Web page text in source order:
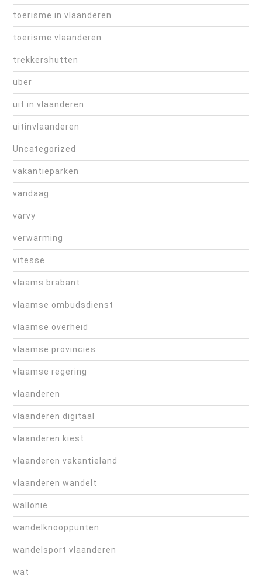
toerisme in vlaanderen
toerisme vlaanderen
trekkershutten
uber
uit in vlaanderen
uitinvlaanderen
Uncategorized
vakantieparken
vandaag
varvy
verwarming
vitesse
vlaams brabant
vlaamse ombudsdienst
vlaamse overheid
vlaamse provincies
vlaamse regering
vlaanderen
vlaanderen digitaal
vlaanderen kiest
vlaanderen vakantieland
vlaanderen wandelt
wallonie
wandelknooppunten
wandelsport vlaanderen
wat